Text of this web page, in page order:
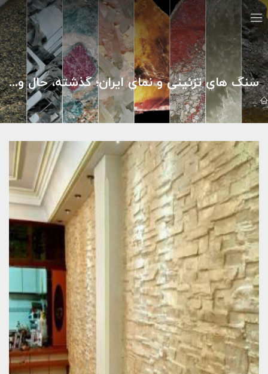
سنگ هاي تزئيني و نماي ايران؛ گذشته، حال و آينده
کاتالوگ سازه هاي سنگی سنگ هاي تزئيني و نماي ايران؛ گذشته، حال